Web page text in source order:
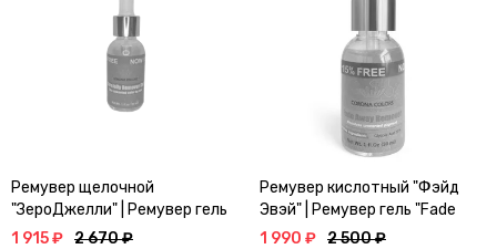
Ремувер щелочной
"ЗероДжелли" | Ремувер гель
"Zero Jelly Gel" | CORONA
1 915 ₽ 2 670 ₽
Ремувер кислотный "Фэйд
Эвэй" | Ремувер гель "Fade
Away Gel" | CORONA COLORS
1 990 ₽ 2 500 ₽